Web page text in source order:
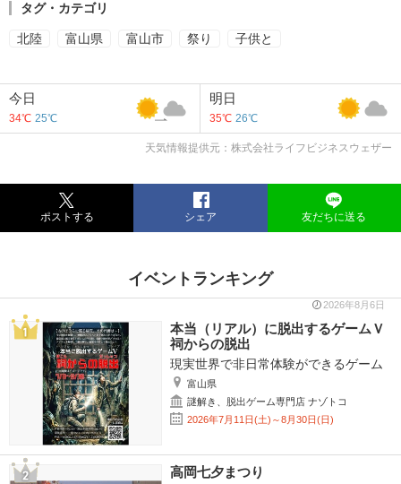
タグ・カテゴリ
北陸 富山県 富山市 祭り 子供と
今日
34℃ 25℃
明日
35℃ 26℃
天気情報提供元：株式会社ライフビジネスウェザー
ポストする シェア 友だちに送る
イベントランキング
2026年8月6日
本当（リアル）に脱出するゲームＶ
祠からの脱出
現実世界で非日常体験ができるゲーム
富山県
謎解き、脱出ゲーム専門店 ナゾトコ
2026年7月11日(土)～8月30日(日)
高岡七夕まつり